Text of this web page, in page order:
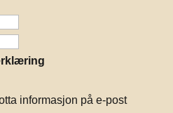
informasjon på e-post